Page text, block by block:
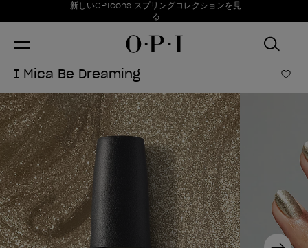
お得情報新しいOPIcons スプリングコレクションを見
る
Item 1 of 1
I Mica Be Dreaming ほ
Next